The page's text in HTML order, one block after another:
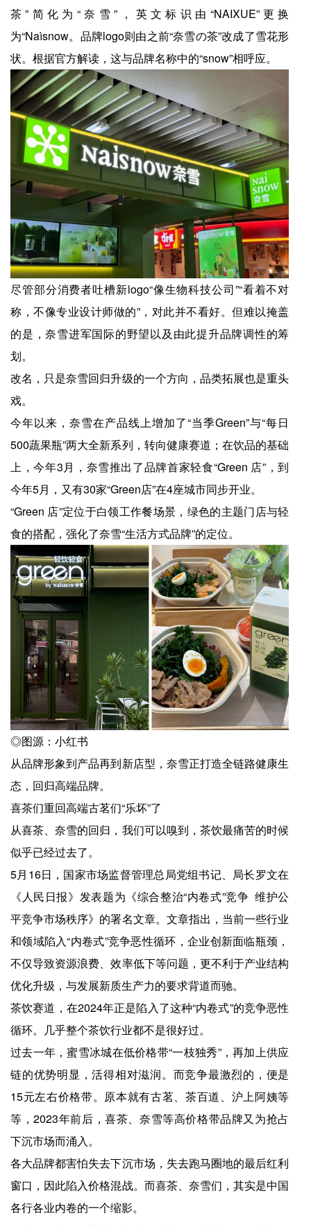
茶”简化为“奈雪”，英文标识由“NAIXUE”更换
为“Naìsnow。品牌logo则由之前“奈雪の茶”改成了雪花形
状。根据官方解读，这与品牌名称中的“snow”相呼应。
尽管部分消费者吐槽新logo“像生物科技公司”“看着不对
称，不像专业设计师做的”，对此并不看好。但难以掩盖
的是，奈雪进军国际的野望以及由此提升品牌调性的筹
划。
改名，只是奈雪回归升级的一个方向，品类拓展也是重头
戏。
今年以来，奈雪在产品线上增加了“当季Green”与“每日
500蔬果瓶”两大全新系列，转向健康赛道；在饮品的基础
上，今年3月，奈雪推出了品牌首家轻食“Green 店”，到
今年5月，又有30家“Green店”在4座城市同步开业。
“Green 店”定位于白领工作餐场景，绿色的主题门店与轻
食的搭配，强化了奈雪“生活方式品牌”的定位。
◎图源：小红书
从品牌形象到产品再到新店型，奈雪正打造全链路健康生
态，回归高端品牌。
喜茶们重回高端古茗们“乐坏”了
从喜茶、奈雪的回归，我们可以嗅到，茶饮最痛苦的时候
似乎已经过去了。
5月16日，国家市场监督管理总局党组书记、局长罗文在
《人民日报》发表题为《综合整治“内卷式”竞争 维护公
平竞争市场秩序》的署名文章。文章指出，当前一些行业
和领域陷入“内卷式”竞争恶性循环，企业创新面临瓶颈，
不仅导致资源浪费、效率低下等问题，更不利于产业结构
优化升级，与发展新质生产力的要求背道而驰。
茶饮赛道，在2024年正是陷入了这种“内卷式”的竞争恶性
循环。几乎整个茶饮行业都不是很好过。
过去一年，蜜雪冰城在低价格带“一枝独秀”，再加上供应
链的优势明显，活得相对滋润。而竞争最激烈的，便是
15元左右价格带。原本就有古茗、茶百道、沪上阿姨等
等，2023年前后，喜茶、奈雪等高价格带品牌又为抢占
下沉市场而涌入。
各大品牌都害怕失去下沉市场，失去跑马圈地的最后红利
窗口，因此陷入价格混战。而喜茶、奈雪们，其实是中国
各行各业内卷的一个缩影。